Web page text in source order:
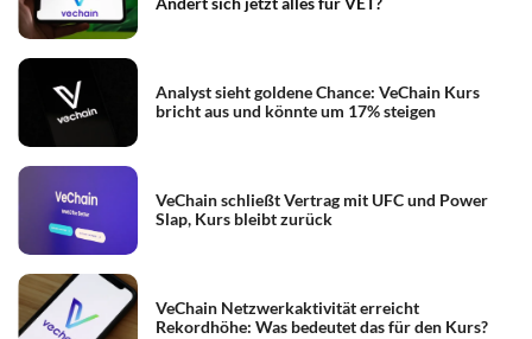
Konkurrenz durch andere Blockchains. Investiere nur so viel,
wie du bereit bist zu verlieren.
Analyst sieht goldene Chance: VeChain Kurs
bricht aus und könnte um 17% steigen
VeChain schließt Vertrag mit UFC und Power
Slap, Kurs bleibt zurück
VeChain Netzwerkaktivität erreicht
Rekordhöhe: Was bedeutet das für den Kurs?